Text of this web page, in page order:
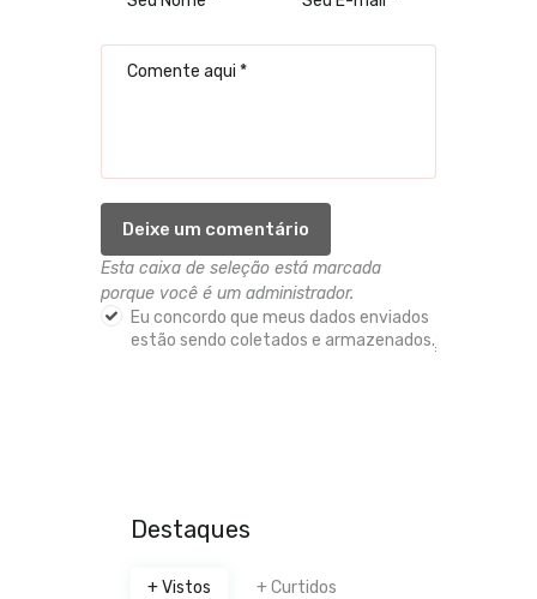
Esta caixa de seleção está marcada
porque você é um administrador.
Eu concordo que meus dados enviados
estão sendo coletados e armazenados.
Destaques
+ Vistos + Curtidos